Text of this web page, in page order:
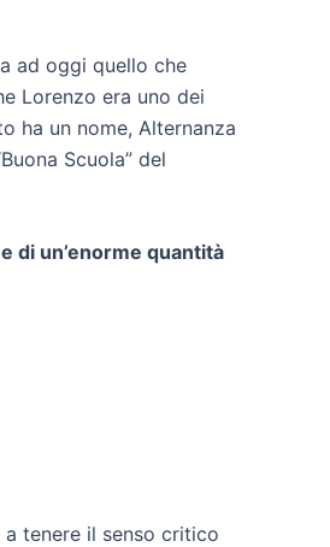
ad oggi quello che
Lorenzo era uno dei
ha un nome, Alternanza
Scuola” del
di un’enorme quantità
tenere il senso critico